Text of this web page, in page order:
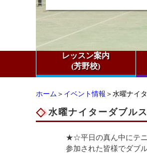
レッスン案内
(芳野校)
ホーム ＞ イベント情報 ＞水曜ナイ
水曜ナイターダブル
★☆平日の真ん中にテ
参加された皆様でダブ